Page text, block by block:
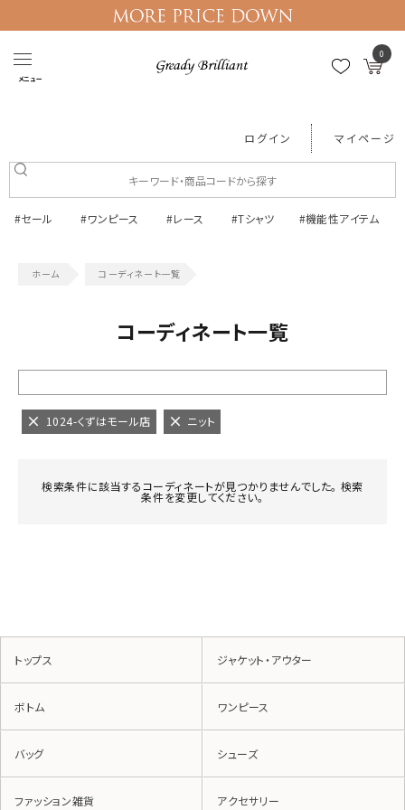
メニュー
0
ログイン マイページ
#セール #ワンピース #レース #Tシャツ #機能性アイテム
コーディネート一覧
コーディネート一覧
1024-くずはモール店 ニット
検索条件に該当するコーディネートが見つかりませんでした。 検索
条件を変更してください。
トップス ジャケット・アウター
ボトム ワンピース
バッグ シューズ
ファッション雑貨 アクセサリー